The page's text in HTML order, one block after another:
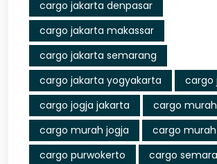
cargo jakarta denpasar
cargo jakarta makassar
cargo jakarta semarang
cargo jakarta yogyakarta
cargo
cargo jogja jakarta
cargo murah
cargo murah jogja
cargo
cargo purwokerto
cargo